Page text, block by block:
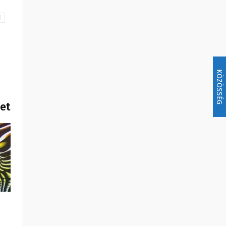
KÖZÖSSÉG